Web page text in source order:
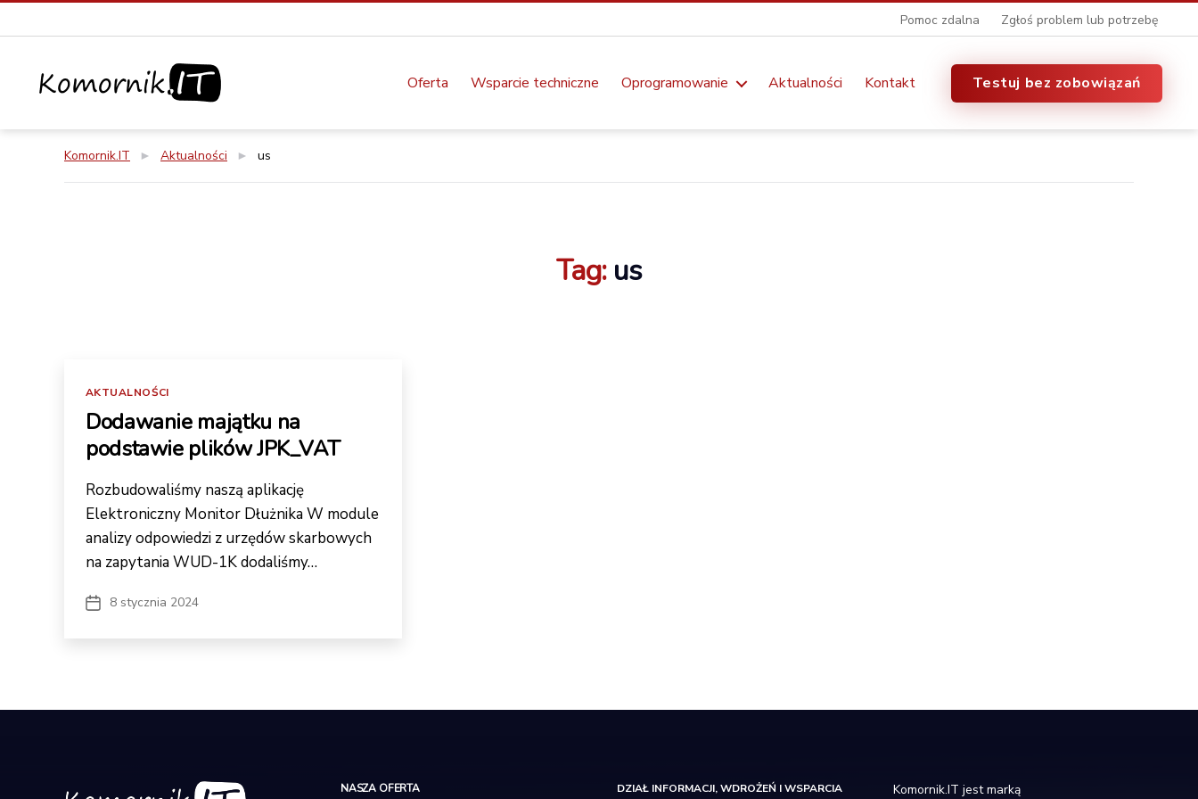
Pomoc zdalna Zgłoś problem lub potrzebę
Oferta Wsparcie techniczne Oprogramowanie Aktualności Kontakt Testuj bez zobowiązań
Komornik.IT ► Aktualności ► us
Tag: us
Kategorie
AKTUALNOŚCI
Dodawanie majątku na
podstawie plików JPK_VAT
Rozbudowaliśmy naszą aplikację
Elektroniczny Monitor Dłużnika W module
analizy odpowiedzi z urzędów skarbowych
na zapytania WUD-1K dodaliśmy…
Data8 stycznia 2024
NASZA OFERTA
DZIAŁ INFORMACJI, WDROŻEŃ I WSPARCIA
Komornik.IT jest marką